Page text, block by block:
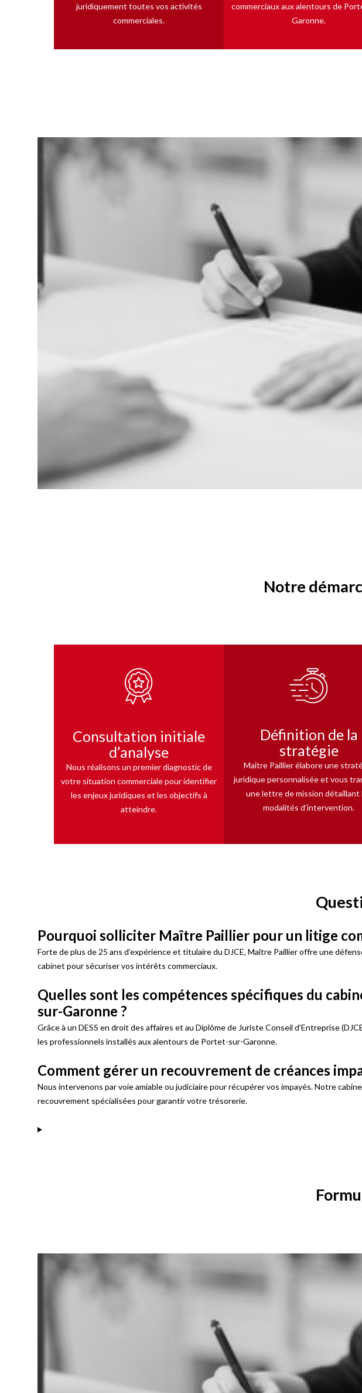
juridiquement toutes vos activités
commerciales.
commerciaux aux alentours de
Garonne.
Notre
Consultation initiale
d’analyse
Nous réalisons un premier diagnostic de
votre situation commerciale pour identifier
les enjeux juridiques et les objectifs à
atteindre.
Définition de la
stratégie
Maître Paillier élabore une
juridique personnalisée et vous
une lettre de mission détaillant
modalités d’intervention.
Pourquoi solliciter Maître Paillier pour un litige
Forte de plus de 25 ans d’expérience et titulaire du DJCE, Maître Paillier offre une
cabinet pour sécuriser vos intérêts commerciaux.
Quelles sont les compétences spécifiques du
sur-Garonne ?
Grâce à un DESS en droit des affaires et au Diplôme de Juriste Conseil d’Entreprise
les professionnels installés aux alentours de Portet-sur-Garonne.
Comment gérer un recouvrement de créances
Nous intervenons par voie amiable ou judiciaire pour récupérer vos impayés. Notre
recouvrement spécialisées pour garantir votre trésorerie.